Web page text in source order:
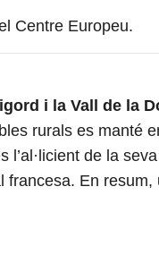
Centre Europeu.
i la Vall de la
rurals es manté
de la
En resum,